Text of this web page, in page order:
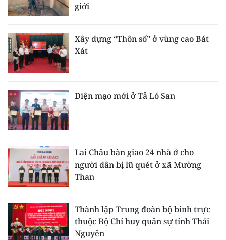
giới
Xây dựng “Thôn số” ở vùng cao Bát
Xát
Diện mạo mới ở Tả Ló San
Lai Châu bàn giao 24 nhà ở cho
người dân bị lũ quét ở xã Mường
Than
Thành lập Trung đoàn bộ binh trực
thuộc Bộ Chỉ huy quân sự tỉnh Thái
Nguyên